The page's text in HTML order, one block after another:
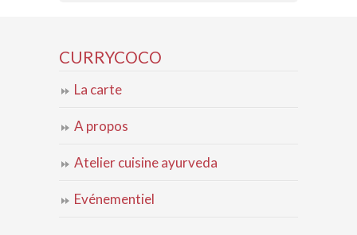
CURRYCOCO
La carte
A propos
Atelier cuisine ayurveda
Evénementiel